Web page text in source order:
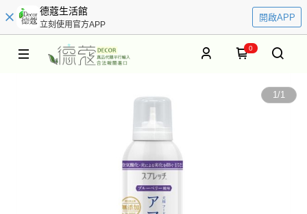
德蔻生活館
立刻使用官方APP
開啟APP
0
1/1